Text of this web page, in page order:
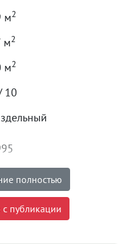
м2
м2
м2
10
000₽
полностью
публикации